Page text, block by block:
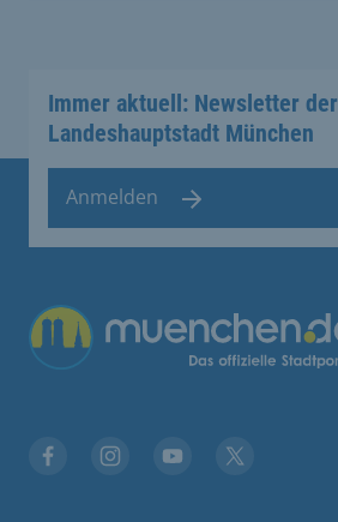
Immer aktuell: Newsletter der
Landeshauptstadt München
Anmelden
Übergreifende Links